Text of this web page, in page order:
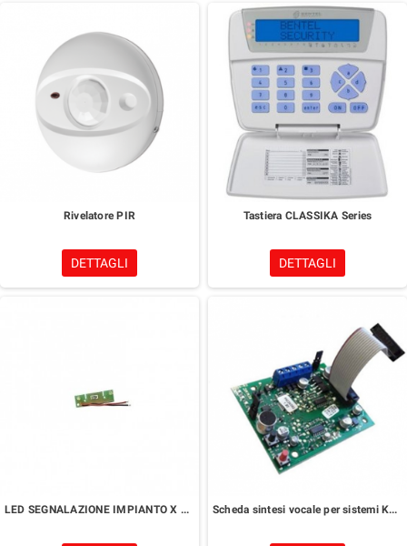
Rivelatore PIR
DETTAGLI
Tastiera CLASSIKA Series
DETTAGLI
LED SEGNALAZIONE IMPIANTO X SIRENA Scheda sintesi vocale per sistemi KYO Unit